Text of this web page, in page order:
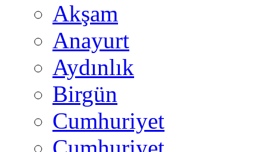
Akşam
Anayurt
Aydınlık
Birgün
Cumhuriyet